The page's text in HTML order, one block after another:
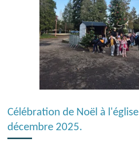
Célébration de Noël à
décembre 2025.